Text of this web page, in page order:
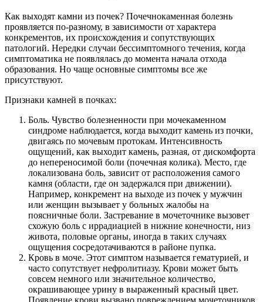
Как выходят камни из почек? Почечнокаменная болезнь
проявляется по-разному, в зависимости от характера
конкрементов, их происхождения и сопутствующих
патологий. Нередки случаи бессимптомного течения, когда
симптоматика не появлялась до момента начала отхода
образования. Но чаще основные симптомы все же
присутствуют.
Признаки камней в почках:
Боль. Чувство болезненности при мочекаменном
синдроме наблюдается, когда выходит камень из почки,
двигаясь по мочевым протокам. Интенсивность
ощущений, как выходит камень, разная, от дискомфорта
до непереносимой боли (почечная колика). Место, где
локализована боль, зависит от расположения самого
камня (области, где он задержался при движении).
Например, конкремент на выходе из почек у мужчин
или женщин вызывает у больных жалобы на
поясничные боли. Застревание в мочеточнике вызовет
схожую боль с иррадиацией в нижние конечности, низ
живота, половые органы, иногда в таких случаях
ощущения сосредотачиваются в районе пупка.
Кровь в моче. Этот симптом называется гематурией, и
часто сопутствует нефролитиазу. Крови может быть
совсем немного или значительное количество,
окрашивающее урину в выраженный красный цвет.